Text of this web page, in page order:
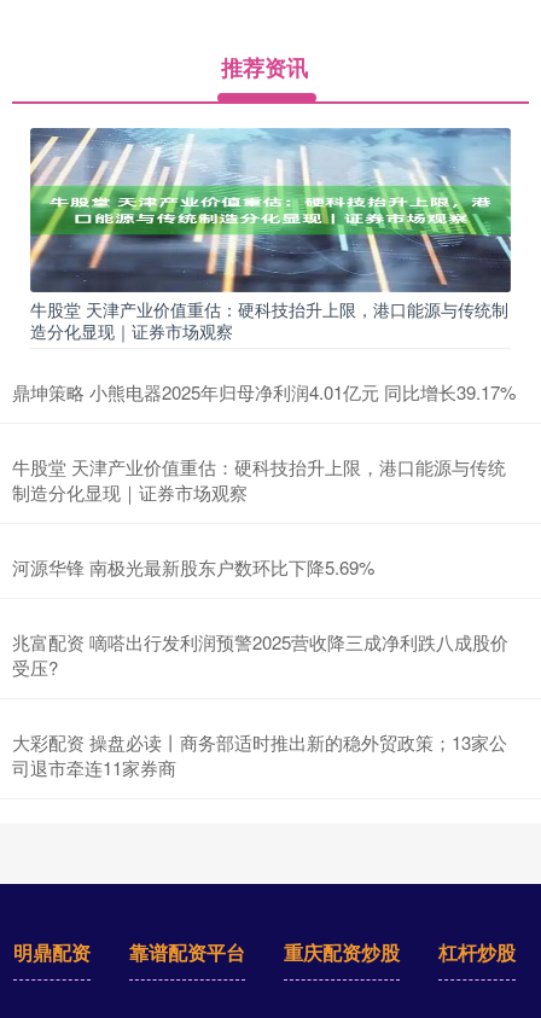
推荐资讯
牛股堂 天津产业价值重估：硬科技抬升上限，港口能源与传统制
造分化显现｜证券市场观察
鼎坤策略 小熊电器2025年归母净利润4.01亿元 同比增长39.17%
牛股堂 天津产业价值重估：硬科技抬升上限，港口能源与传统
制造分化显现｜证券市场观察
河源华锋 南极光最新股东户数环比下降5.69%
兆富配资 嘀嗒出行发利润预警2025营收降三成净利跌八成股价
受压?
大彩配资 操盘必读丨商务部适时推出新的稳外贸政策；13家公
司退市牵连11家券商
明鼎配资 靠谱配资平台 重庆配资炒股 杠杆炒股